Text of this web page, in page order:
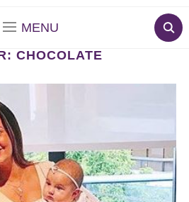
MENU
CHOCOLATE